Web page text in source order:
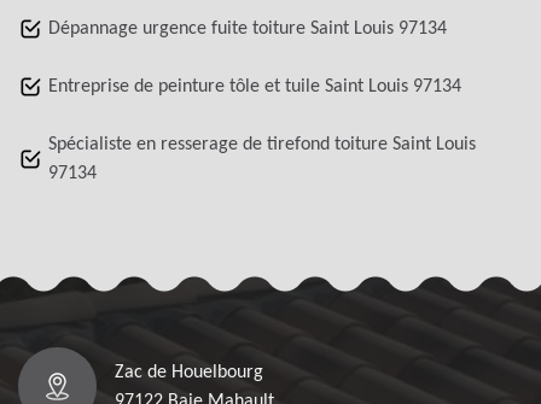
Dépannage urgence fuite toiture Saint Louis 97134
Entreprise de peinture tôle et tuile Saint Louis 97134
Spécialiste en resserage de tirefond toiture Saint Louis
97134
Zac de Houelbourg